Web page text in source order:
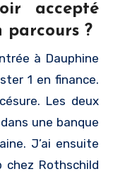
accepté
parcours ?
à Dauphine
1 en finance.
Les deux
une banque
J’ai ensuite
chez Rothschild